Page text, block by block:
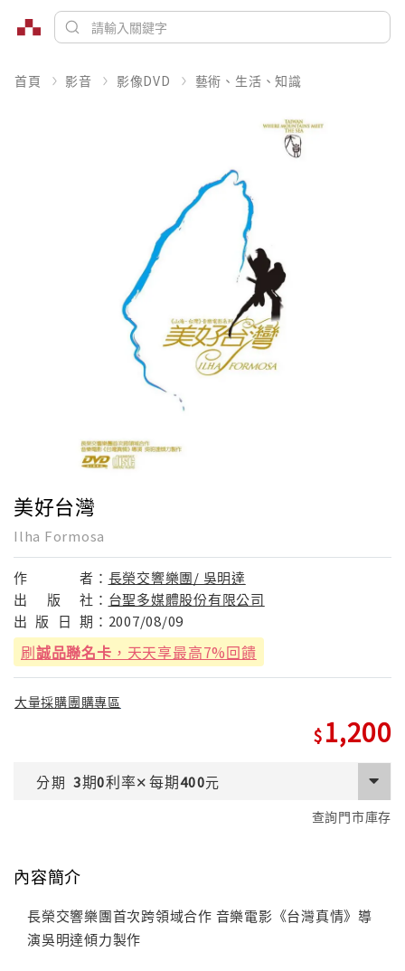
首頁 影音 影像DVD 藝術、生活、知識
美好台灣
Ilha Formosa
作 者： 長榮交響樂團/ 吳明達
出
版 社： 台聖多媒體股份有限公司
出 版 日 期： 2007/08/09
刷誠品聯名卡 ，天天享最高7%回饋
大量採購團購專區
1,200
分期 3期0利率✕每期400元
查詢門市庫存
內容簡介
長榮交響樂團首次跨領域合作 音樂電影《台灣真情》導
演吳明達傾力製作